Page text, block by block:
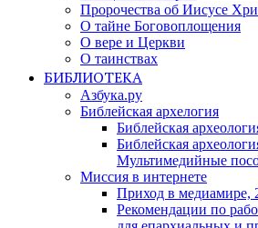
Пророчества об Иисусе
О тайне Боговоплощения
О вере и Церкви
О таинствах
БИБЛИОТЕКА
Азбука.ру
Библейская архелогия
Библейская
Библейская
Мультимедийные
Миссия в интернете
Приход в медиамире,
Рекомендации по